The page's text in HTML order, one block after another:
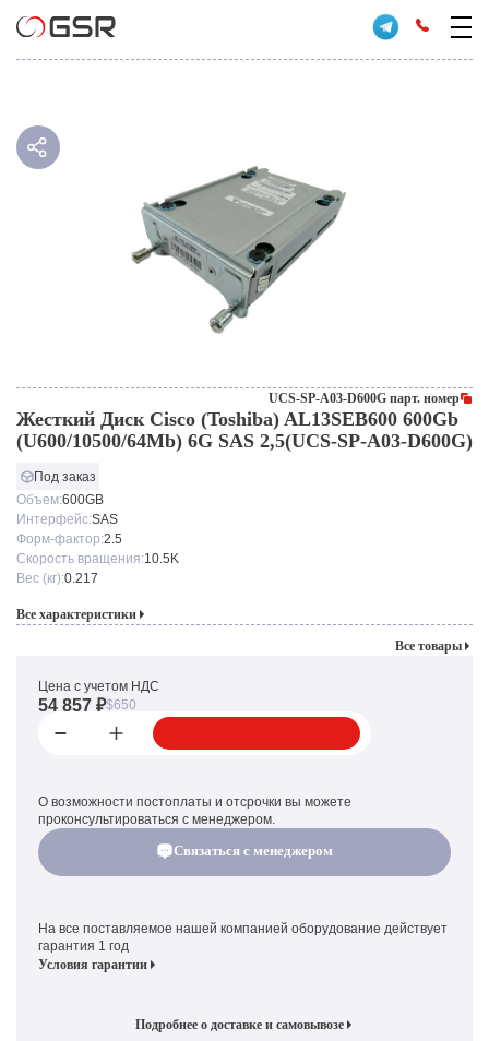
UCS-SP-A03-D600G парт. номер
Жесткий Диск Cisco (Toshiba) AL13SEB600 600Gb
(U600/10500/64Mb) 6G SAS 2,5(UCS-SP-A03-D600G)
Под заказ
Объем:600GB
Интерфейс:SAS
Форм-фактор:2.5
Скорость вращения:10.5K
Вес (кг):0.217
Все характеристики
Все товары
Цена с учетом НДС
54 857 ₽$650
О возможности постоплаты и отсрочки вы можете
проконсультироваться с менеджером.
Связаться с менеджером
На все поставляемое нашей компанией оборудование действует
гарантия 1 год
Условия гарантии
Подробнее о доставке и самовывозе